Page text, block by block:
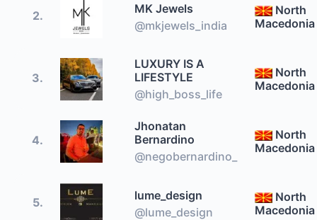
2.
MK Jewels
@mkjewels_india
North
Macedonia
3.
LUXURY IS A
LIFESTYLE
@high_boss_life
North
Macedonia
4.
Jhonatan
Bernardino
@negobernardino_
North
Macedonia
5.
lume_design
@lume_design
North
Macedonia